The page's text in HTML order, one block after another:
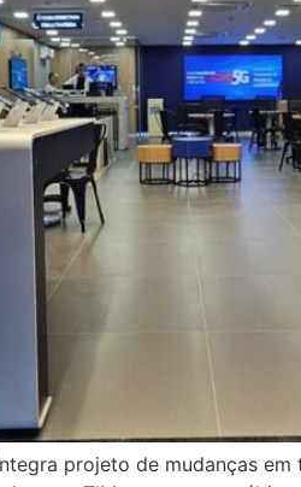
projeto de mudanças